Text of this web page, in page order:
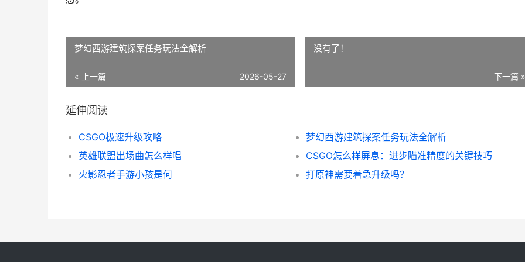
梦幻西游建筑探案任务玩法全解析
« 上一篇 2026-05-27
没有了！
下一篇 »
延伸阅读
CSGO极速升级攻略
梦幻西游建筑探案任务玩法全解析
英雄联盟出场曲怎么样唱
CSGO怎么样屏息：进步瞄准精度的关键技巧
火影忍者手游小孩是何
打原神需要着急升级吗？